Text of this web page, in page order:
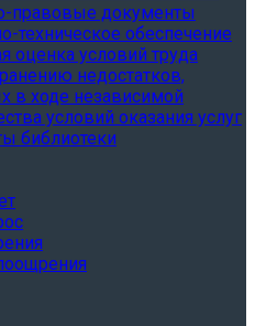
правовые документы
техническое обеспечение
оценка условий труда
недостатков,
в ходе независимой
условий оказания услуг
библиотеки